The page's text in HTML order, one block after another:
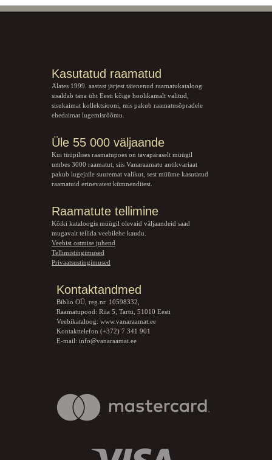
Kasutatud raamatud
Alates 1999. aastast järjest täienenud raamatukataloog
sisaldab täna üht Eesti kõige hoolikamalt valitud,
sisukaimat kollektsiooni, mis pakub raamatusõpradele
ehedaimat lugemisrõõmu.
Üle 55 000 väljaande
Kui tüüpilises raamatupoes on tavapäraselt müügil
umbes 3000 raamatut, siis Vanaraamatu antikvariaat
pakub lugejaile suuremat valikut, sest müüme kasutatud
raamatuid erinevatest kümnenditest.
Raamatute tellimine
Kõiki kataloogis müügil olevaid väljaandeid saad
mugavalt tellida veebilehe kaudu.
Veebist ostmise juhend
Tellimistingimused
Privaatsustingimused
Kontaktandmed
Biblio OÜ, reg.nr. 10598332,
Raamatupood: Riia 5, Tartu, 51010 Eesti
Veebikataloog: www.vanaraamat.ee
Kontakttelefon (+372) 7 341 901
E-mail: info@vanaraamat.ee